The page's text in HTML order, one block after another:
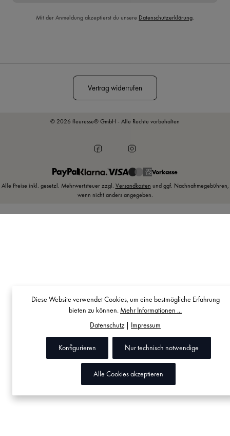
Mit der Anmeldung akzeptierst du unsere Datenschutzerklärung.
Vertrag widerrufen
© 2026 fleuresse® GmbH - Alle Rechte vorbehalten
Vorkasse
Alle Preise inkl. gesetzl. Mehrwertsteuer zzgl. Versandkosten und ggf. Nachnahmegebühren,
wenn nicht anders angegeben.
Diese Website verwendet Cookies, um eine bestmögliche Erfahrung
bieten zu können. Mehr Informationen ...
Datenschutz| Impressum
Nur technisch notwendige
Konfigurieren
Alle Cookies akzeptieren